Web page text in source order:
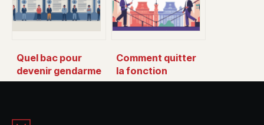
Quel bac pour
devenir gendarme
: le guide clair pour
Comment quitter
la fonction
publique sans